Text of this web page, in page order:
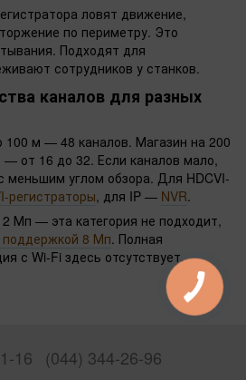
ловят движение,
по периметру. Это
Подходят для
сотрудников у станков.
каналов для разных
м — 48 каналов. Магазин на 200
от 16 до 32. Если каналов мало,
меньшим углом обзора. Для HDCVI-
регистраторы, для IP — NVR.
Мп — эта категория не подходит,
поддержкой 8 Мп. Полная
с Wi-Fi здесь отсутствует.
16 (044) 344-26-96